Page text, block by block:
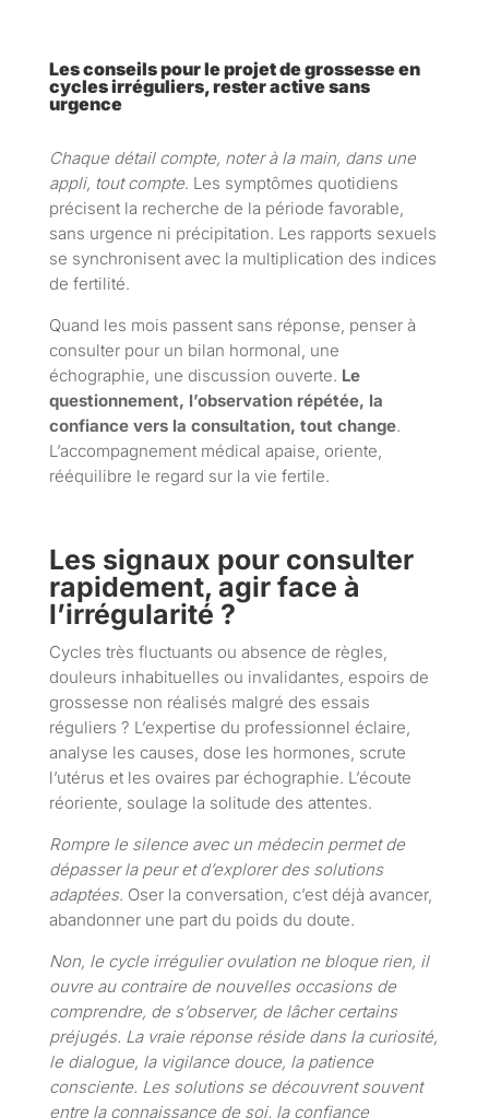
Les conseils pour le projet de grossesse en
cycles irréguliers, rester active sans
urgence
Chaque détail compte, noter à la main, dans une
appli, tout compte. Les symptômes quotidiens
précisent la recherche de la période favorable,
sans urgence ni précipitation. Les rapports sexuels
se synchronisent avec la multiplication des indices
de fertilité.
Quand les mois passent sans réponse, penser à
consulter pour un bilan hormonal, une
échographie, une discussion ouverte. Le
questionnement, l’observation répétée, la
confiance vers la consultation, tout change.
L’accompagnement médical apaise, oriente,
rééquilibre le regard sur la vie fertile.
Les signaux pour consulter
rapidement, agir face à
l’irrégularité ?
Cycles très fluctuants ou absence de règles,
douleurs inhabituelles ou invalidantes, espoirs de
grossesse non réalisés malgré des essais
réguliers ? L’expertise du professionnel éclaire,
analyse les causes, dose les hormones, scrute
l’utérus et les ovaires par échographie. L’écoute
réoriente, soulage la solitude des attentes.
Rompre le silence avec un médecin permet de
dépasser la peur et d’explorer des solutions
adaptées. Oser la conversation, c’est déjà avancer,
abandonner une part du poids du doute.
Non, le cycle irrégulier ovulation ne bloque rien, il
ouvre au contraire de nouvelles occasions de
comprendre, de s’observer, de lâcher certains
préjugés. La vraie réponse réside dans la curiosité,
le dialogue, la vigilance douce, la patience
consciente. Les solutions se découvrent souvent
entre la connaissance de soi, la confiance